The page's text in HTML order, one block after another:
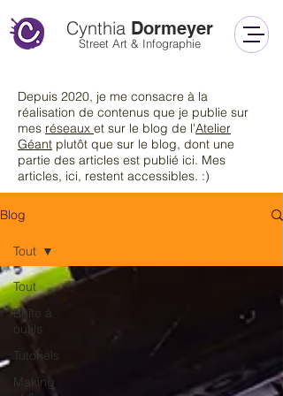
Cynthia Dormeyer
Street Art & Infographie
Depuis 2020, je me consacre à la
réalisation de contenus que je publie sur
mes réseaux et sur le blog de l'Atelier
Géant plutôt que sur le blog, dont une
partie des articles est publié ici. Mes
articles, ici, restent accessibles. :)
Blog
Tout
Boîte à
outils
Tutoriels
Making
Tout